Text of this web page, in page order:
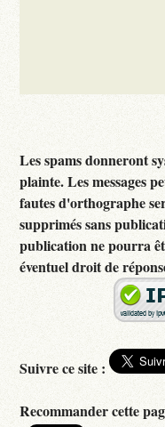
Les spams donneront
plainte. Les messages
fautes d'orthographe
supprimés sans
publication ne pourra
éventuel droit de
Suivre ce site :
Recommander cette